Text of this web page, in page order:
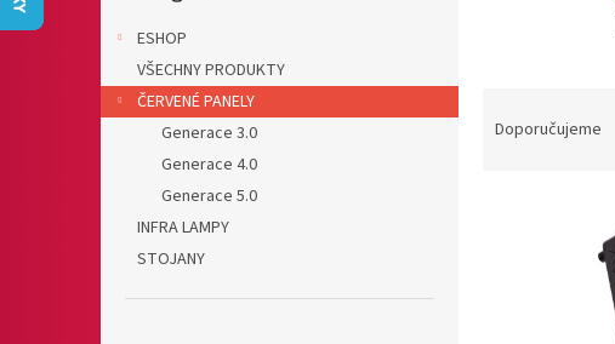
ESHOP
VŠECHNY PRODUKTY
ČERVENÉ PANELY
Generace 3.0
Generace 4.0
Generace 5.0
INFRA LAMPY
STOJANY
Doporučujeme